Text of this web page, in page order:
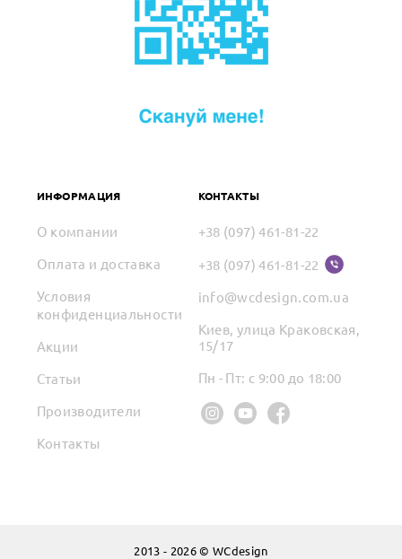
ИНФОРМАЦИЯ
О компании
Оплата и доставка
Условия
конфиденциальности
Акции
Статьи
Производители
Контакты
КОНТАКТЫ
+38 (097) 461-81-22
+38 (097) 461-81-22
info@wcdesign.com.ua
Киев, улица Краковская,
15/17
Пн - Пт: с 9:00 до 18:00
2013 - 2026 © WCdesign